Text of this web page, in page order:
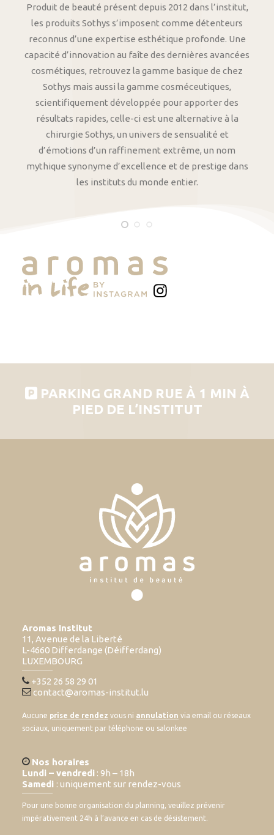
Produit de beauté présent depuis 2012 dans l’institut,
les produits Sothys s’imposent comme détenteurs
reconnus d’une expertise esthétique profonde. Une
capacité d’innovation au faîte des dernières avancées
cosmétiques, retrouvez la gamme basique de chez
Sothys mais aussi la gamme cosméceutiques,
scientifiquement développée pour apporter des
résultats rapides, celle-ci est une alternative à la
chirurgie Sothys, un univers de sensualité et
d’émotions d’un raffinement extrême, un nom
mythique synonyme d’excellence et de prestige dans
les instituts du monde entier.
PARKING GRAND RUE À 1 MIN À
PIED DE L’INSTITUT
Aromas Institut
11, Avenue de la Liberté
L-4660 Differdange (Déifferdang)
LUXEMBOURG
+352 26 58 29 01
contact@aromas-institut.lu
Aucune prise de rendez vous ni annulation via email ou réseaux
sociaux, uniquement par téléphone ou salonkee
Nos horaires
Lundi – vendredi : 9h – 18h
Samedi : uniquement sur rendez-vous
Pour une bonne organisation du planning, veuillez prévenir
impérativement 24h à l’avance en cas de désistement.